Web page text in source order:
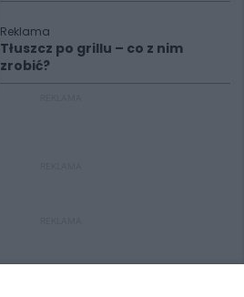
Reklama
Tłuszcz po grillu – co z nim
zrobić?